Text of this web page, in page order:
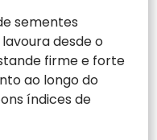
sementes
desde o
firme e forte
ao longo do
índices de